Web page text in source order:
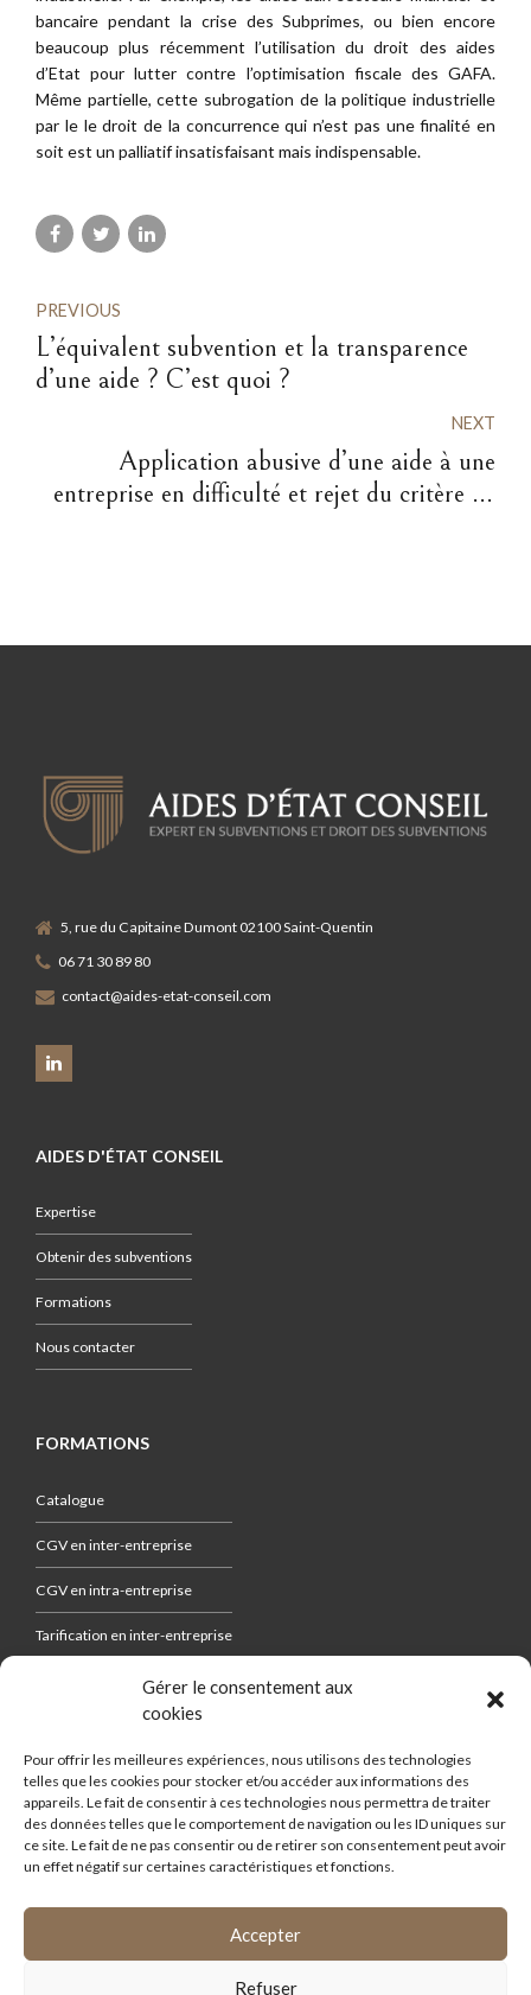
Gérer le consentement aux
cookies
Pour offrir les meilleures expériences, nous utilisons des technologies
telles que les cookies pour stocker et/ou accéder aux informations des
appareils. Le fait de consentir à ces technologies nous permettra de traiter
des données telles que le comportement de navigation ou les ID uniques sur
ce site. Le fait de ne pas consentir ou de retirer son consentement peut avoir
un effet négatif sur certaines caractéristiques et fonctions.
Accepter
Refuser
bancaire pendant la crise des Subprimes, ou bien encore
beaucoup plus récemment l’utilisation du droit des aides
d’Etat pour lutter contre l’optimisation fiscale des GAFA.
Même partielle, cette subrogation de la politique industrielle
par le le droit de la concurrence qui n’est pas une finalité en
soit est un palliatif insatisfaisant mais indispensable.
PREVIOUS
L’équivalent subvention et la transparence
d’une aide ? C’est quoi ?
NEXT
Application abusive d’une aide à une
entreprise en difficulté et rejet du critère de
5, rue du Capitaine Dumont 02100 Saint-Quentin
06 71 30 89 80
contact@aides-etat-conseil.com
AIDES D'ÉTAT CONSEIL
Expertise
Obtenir des subventions
Formations
Nous contacter
FORMATIONS
Catalogue
CGV en inter-entreprise
CGV en intra-entreprise
Tarification en inter-entreprise
Règlement intérieur
Qualiopi